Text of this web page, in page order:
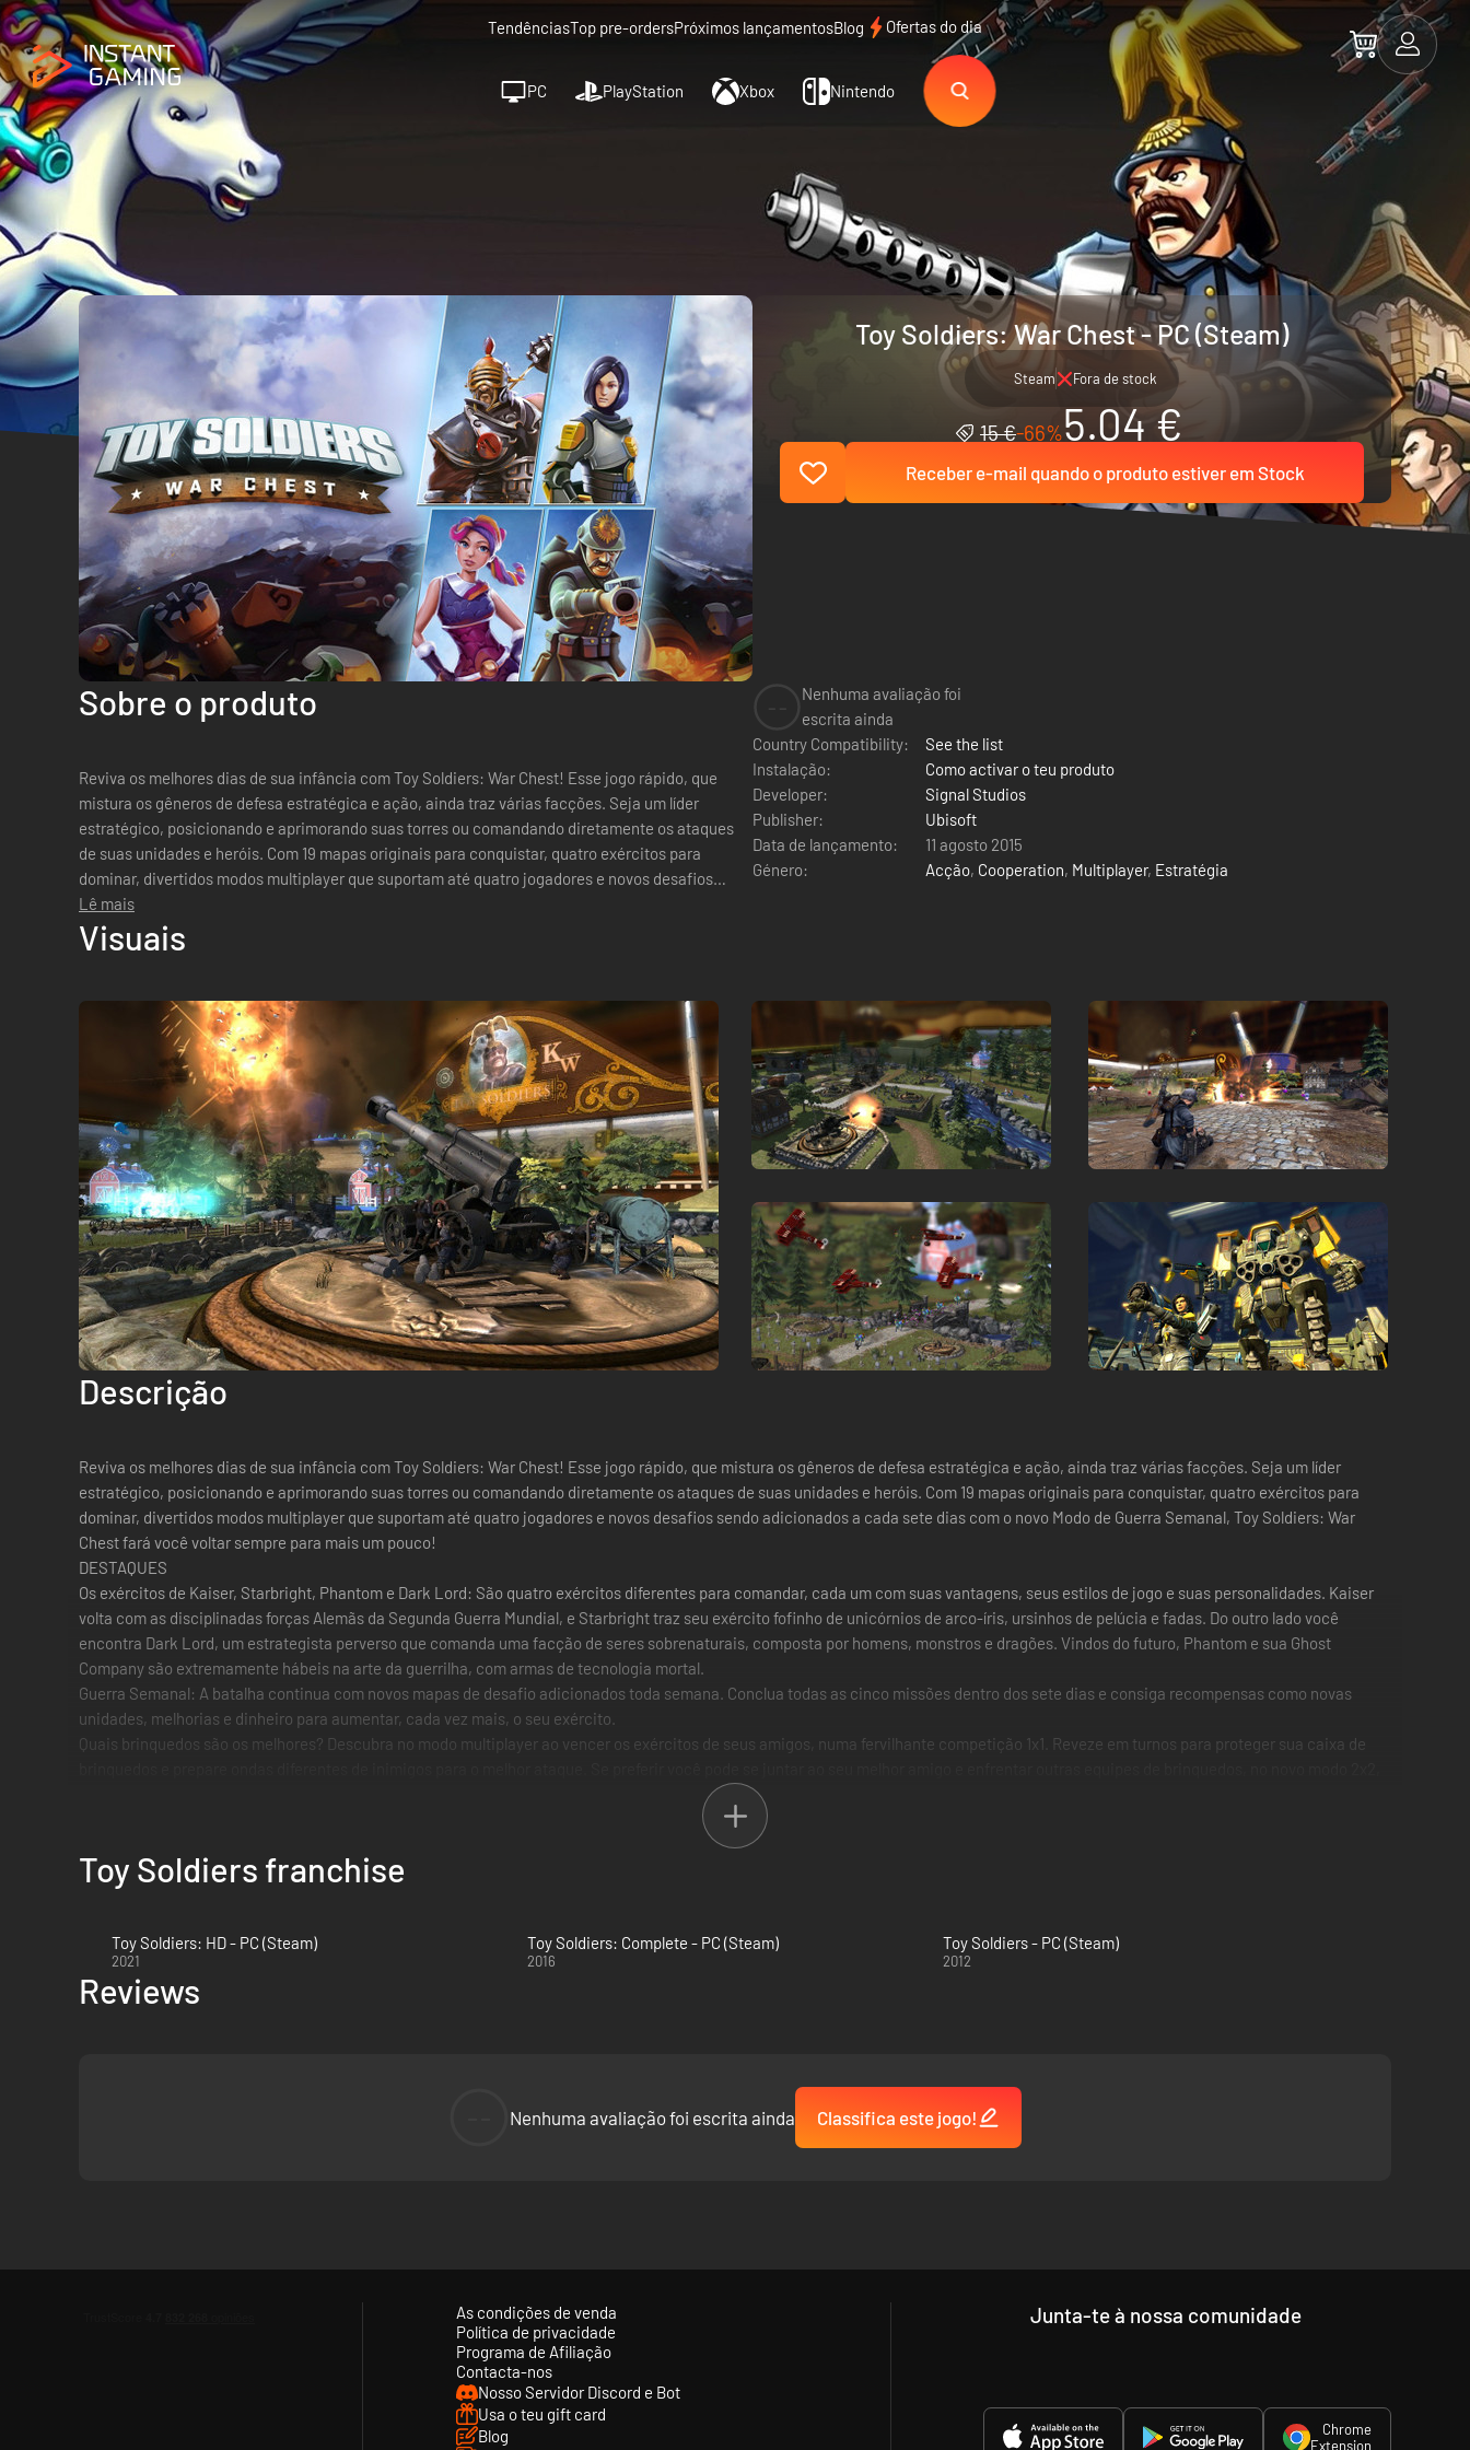
TendênciasTop pre-ordersPróximos lançamentosBlog Ofertas do dia
PC PlayStation Xbox Nintendo
Toy Soldiers: War Chest - PC (Steam)
Steam Fora de stock
15 €-66%5.04 €
Receber e-mail quando o produto estiver em Stock
Sobre o produto
Reviva os melhores dias de sua infância com Toy Soldiers: War Chest! Esse jogo rápido, que
mistura os gêneros de defesa estratégica e ação, ainda traz várias facções. Seja um líder
estratégico, posicionando e aprimorando suas torres ou comandando diretamente os ataques
de suas unidades e heróis. Com 19 mapas originais para conquistar, quatro exércitos para
dominar, divertidos modos multiplayer que suportam até quatro jogadores e novos desafios
sendo adicionados a cada sete dias com...
Lê mais
Nenhuma avaliação foi
escrita ainda
Country Compatibility:
See the list
Instalação:
Como activar o teu produto
Developer:
Signal Studios
Publisher:
Ubisoft
Data de lançamento:
11 agosto 2015
Género:
Acção, Cooperation, Multiplayer, Estratégia
Visuais
Descrição
Reviva os melhores dias de sua infância com Toy Soldiers: War Chest! Esse jogo rápido, que mistura os gêneros de defesa estratégica e ação, ainda traz várias facções. Seja um líder
estratégico, posicionando e aprimorando suas torres ou comandando diretamente os ataques de suas unidades e heróis. Com 19 mapas originais para conquistar, quatro exércitos para
dominar, divertidos modos multiplayer que suportam até quatro jogadores e novos desafios sendo adicionados a cada sete dias com o novo Modo de Guerra Semanal, Toy Soldiers: War
Chest fará você voltar sempre para mais um pouco!
DESTAQUES
Os exércitos de Kaiser, Starbright, Phantom e Dark Lord: São quatro exércitos diferentes para comandar, cada um com suas vantagens, seus estilos de jogo e suas personalidades. Kaiser
volta com as disciplinadas forças Alemãs da Segunda Guerra Mundial, e Starbright traz seu exército fofinho de unicórnios de arco-íris, ursinhos de pelúcia e fadas. Do outro lado você
encontra Dark Lord, um estrategista perverso que comanda uma facção de seres sobrenaturais, composta por homens, monstros e dragões. Vindos do futuro, Phantom e sua Ghost
Company são extremamente hábeis na arte da guerrilha, com armas de tecnologia mortal.
Guerra Semanal: A batalha continua com novos mapas de desafio adicionados toda semana. Conclua todas as cinco missões dentro dos sete dias e consiga recompensas como novas
unidades, melhorias e dinheiro para aumentar, cada vez mais, o seu exército.
Quais brinquedos são os melhores? Descubra no modo multiplayer ao vencer os exércitos de seus amigos, numa fervilhante competição 1x1. Reveze em turnos para proteger sua caixa de
Jogo Local e Cooperativo: Junte-se a um amigo para jogar qualquer mapa da campanha principal, guerra semanal, sobrevivência ou multiplayer! Você pode jogar em tela dividida no
Toy Soldiers franchise
Toy Soldiers: HD - PC (Steam)
2021
Toy Soldiers: Complete - PC (Steam)
2016
Toy Soldiers - PC (Steam)
2012
Reviews
Nenhuma avaliação foi escrita ainda Classifica este jogo!
As condições de venda
Política de privacidade
Programa de Afiliação
Contacta-nos
Nosso Servidor Discord e Bot
Usa o teu gift card
Blog
Junta-te à nossa comunidade
Chrome
Extension